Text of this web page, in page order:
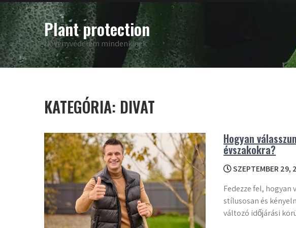
Skip
to
content
Plant protection
Növényvédelem mindenkinek
KATEGÓRIA: DIVAT
Hogyan
évszakokra?
SZEPTEMBER 29,
Fedezze fel,
stílusosan és
változó időjárási